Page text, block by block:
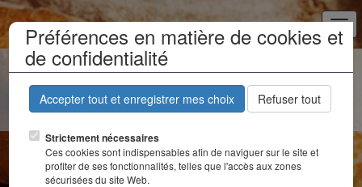
Préférences en matière de cookies et
de confidentialité
Accepter tout et enregistrer mes choix Refuser tout
Strictement nécessaires
Ces cookies sont indispensables afin de naviguer sur le site et
profiter de ses fonctionnalités, telles que l'accès aux zones
sécurisées du site Web.
Au bon pain
Création